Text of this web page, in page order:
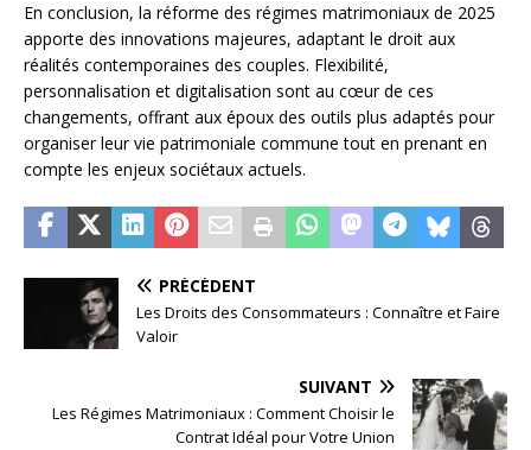
En conclusion, la réforme des régimes matrimoniaux de 2025
apporte des innovations majeures, adaptant le droit aux
réalités contemporaines des couples. Flexibilité,
personnalisation et digitalisation sont au cœur de ces
changements, offrant aux époux des outils plus adaptés pour
organiser leur vie patrimoniale commune tout en prenant en
compte les enjeux sociétaux actuels.
PRÉCÉDENT
Les Droits des Consommateurs : Connaître et Faire
Valoir
SUIVANT
Les Régimes Matrimoniaux : Comment Choisir le
Contrat Idéal pour Votre Union